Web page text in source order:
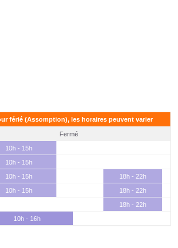
férié (Assomption), les horaires peuvent varier
Fermé
10h - 15h
10h - 15h
10h - 15h
18h - 22h
10h - 15h
18h - 22h
18h - 22h
10h - 16h